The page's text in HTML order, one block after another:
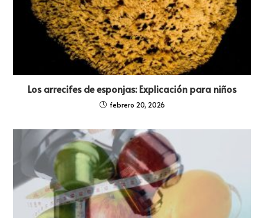
Los arrecifes de esponjas: Explicación para niños
febrero 20, 2026